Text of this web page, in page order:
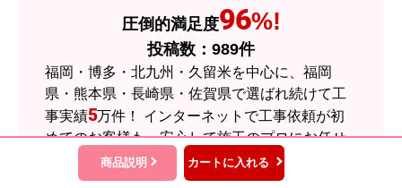
ショップからの連絡や対応は適切でしたか？
予定の期日までに商品が届きましたか？
はい
商品の梱包は必要十分なものでしたか？
はい
またこのショップを利用したいですか？
圧倒的満足度96%!
投稿数： 989件
福岡・博多・北九州・久留米を中心に、福岡
県・熊本県・長崎県・佐賀県で選ばれ続けて工
事実績5万件！ インターネットで工事依頼が初
めてのお客様も、安心して施工のプロにお任せ
ください。商品説明 カートに入れる